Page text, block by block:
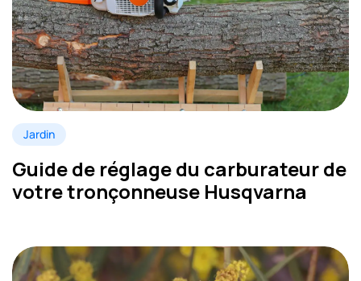
Jardin
Guide de réglage du carburateur de
votre tronçonneuse Husqvarna